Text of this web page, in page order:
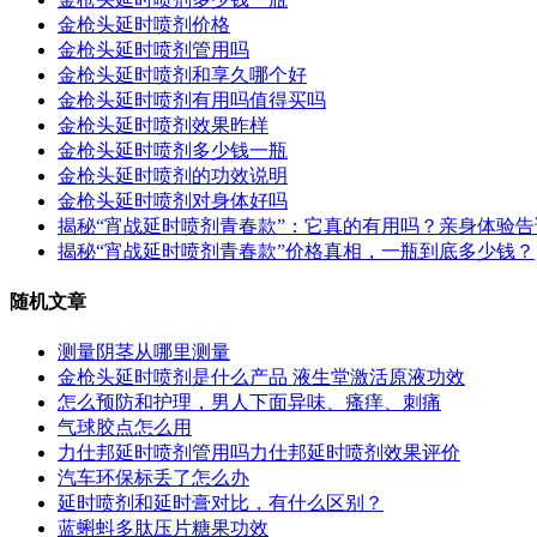
金枪头延时喷剂价格
金枪头延时喷剂管用吗
金枪头延时喷剂和享久哪个好
金枪头延时喷剂有用吗值得买吗
金枪头延时喷剂效果昨样
金枪头延时喷剂多少钱一瓶
金枪头延时喷剂的功效说明
金枪头延时喷剂对身体好吗
揭秘“宵战延时喷剂青春款”：它真的有用吗？亲身体验告
揭秘“宵战延时喷剂青春款”价格真相，一瓶到底多少钱？
随机文章
测量阴茎从哪里测量
金枪头延时喷剂是什么产品 液生堂激活原液功效
怎么预防和护理，男人下面异味、瘙痒、刺痛
气球胶点怎么用
力仕邦延时喷剂管用吗力仕邦延时喷剂效果评价
汽车环保标丢了怎么办
延时喷剂和延时膏对比，有什么区别？
蓝蝌蚪多肽压片糖果功效